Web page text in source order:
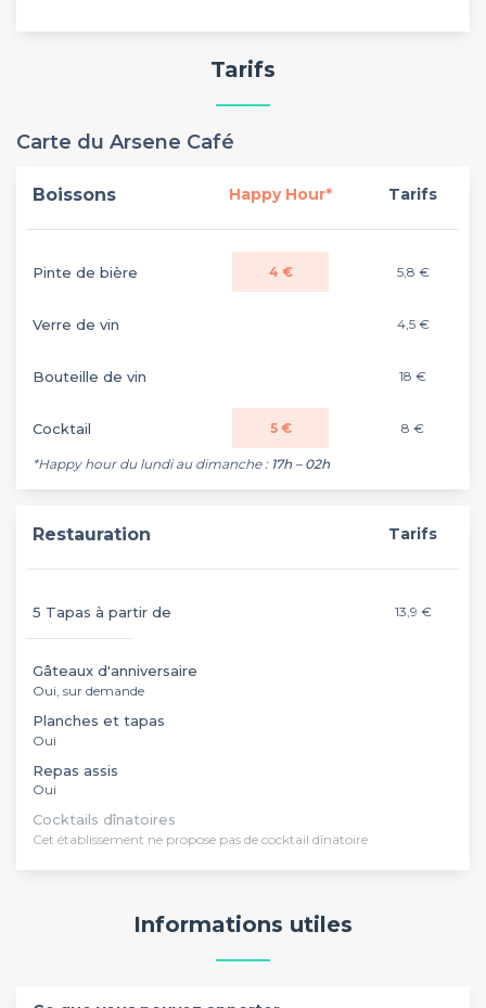
Tarifs
Carte du Arsene Café
Boissons Happy Hour* Tarifs
Pinte de bière 4 € 5,8 €
Verre de vin 4,5 €
Bouteille de vin 18 €
Cocktail 5 € 8 €
*Happy hour du lundi au dimanche : 17h – 02h
Restauration Tarifs
5 Tapas à partir de 13,9 €
Gâteaux d'anniversaire
Oui, sur demande
Planches et tapas
Oui
Repas assis
Oui
Cocktails dînatoires
Cet établissement ne propose pas de cocktail dînatoire
Informations utiles